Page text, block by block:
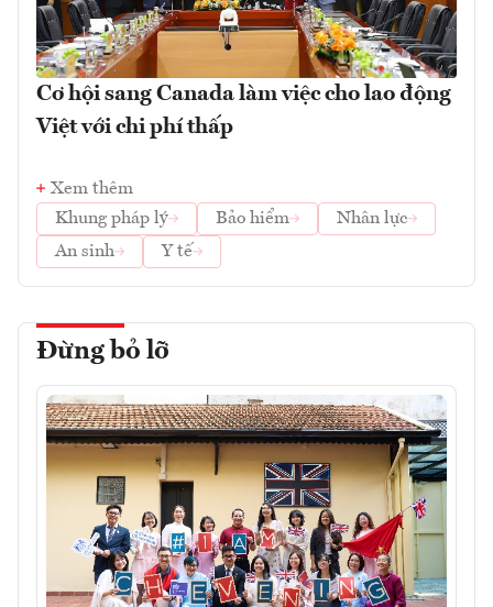
Cơ hội sang Canada làm việc cho lao động
Việt với chi phí thấp
Xem thêm
Khung pháp lý
Bảo hiểm
Nhân lực
An sinh
Y tế
Đừng bỏ lỡ